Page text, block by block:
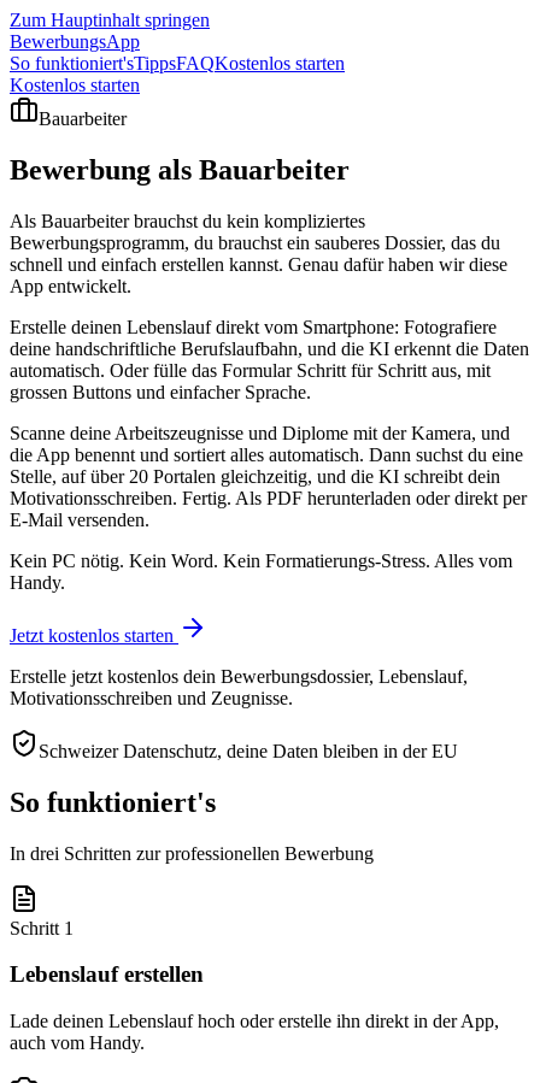
Zum Hauptinhalt springen
BewerbungsApp
So funktioniert'sTippsFAQKostenlos starten
Kostenlos starten
Bauarbeiter
Bewerbung als Bauarbeiter
Als Bauarbeiter brauchst du kein kompliziertes
Bewerbungsprogramm, du brauchst ein sauberes Dossier, das du
schnell und einfach erstellen kannst. Genau dafür haben wir diese
App entwickelt.
Erstelle deinen Lebenslauf direkt vom Smartphone: Fotografiere
deine handschriftliche Berufslaufbahn, und die KI erkennt die Daten
automatisch. Oder fülle das Formular Schritt für Schritt aus, mit
grossen Buttons und einfacher Sprache.
Scanne deine Arbeitszeugnisse und Diplome mit der Kamera, und
die App benennt und sortiert alles automatisch. Dann suchst du eine
Stelle, auf über 20 Portalen gleichzeitig, und die KI schreibt dein
Motivationsschreiben. Fertig. Als PDF herunterladen oder direkt per
E-Mail versenden.
Kein PC nötig. Kein Word. Kein Formatierungs-Stress. Alles vom
Handy.
Jetzt kostenlos starten
Erstelle jetzt kostenlos dein Bewerbungsdossier, Lebenslauf,
Motivationsschreiben und Zeugnisse.
Schweizer Datenschutz, deine Daten bleiben in der EU
So funktioniert's
In drei Schritten zur professionellen Bewerbung
Schritt 1
Lebenslauf erstellen
Lade deinen Lebenslauf hoch oder erstelle ihn direkt in der App,
auch vom Handy.